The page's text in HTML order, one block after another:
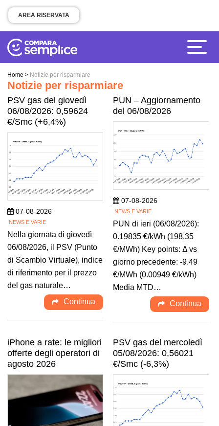
AREA RISERVATA
Home > Notizie per risparmiare
Notizie per risparmiare
PSV gas del giovedì
06/08/2026: 0,59624
€/Smc (+6,4%)
07-08-2026
NEWS E VARIE
Nella giornata di giovedì
06/08/2026, il PSV (Punto
di Scambio Virtuale), indice
di riferimento per il prezzo
del gas naturale…
Continua
PUN – Aggiornamento
del 06/08/2026
07-08-2026
NEWS E VARIE
PUN di ieri (06/08/2026):
0.19835 €/kWh (198.35
€/MWh) Key points: Δ vs
giorno precedente: -9.49
€/MWh (0.00949 €/kWh)
Media MTD…
Continua
iPhone a rate: le migliori
offerte degli operatori di
agosto 2026
PSV gas del mercoledì
05/08/2026: 0,56021
€/Smc (-6,3%)